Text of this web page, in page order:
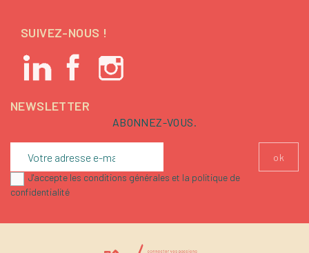
SUIVEZ-NOUS !
NEWSLETTER
ABONNEZ-VOUS.
J'accepte les conditions générales et la politique de
confidentialité